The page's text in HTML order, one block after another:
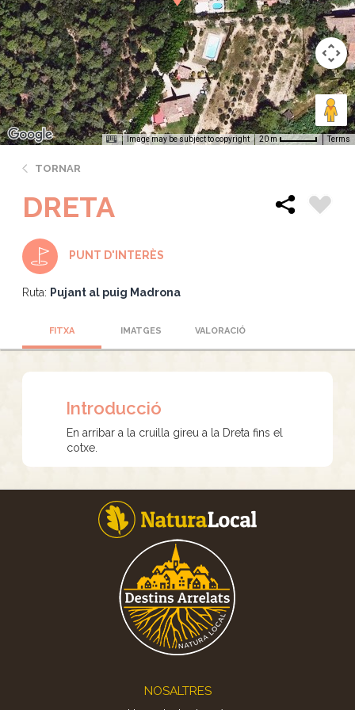
Image may be subject to copyright 20 m Terms
TORNAR
DRETA
PUNT D'INTERÈS
Ruta: Pujant al puig Madrona
FITXA IMATGES VALORACIÓ
Introducció
En arribar a la cruilla gireu a la Dreta fins el
cotxe.
NOSALTRES